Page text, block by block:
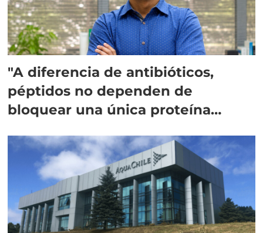
"A diferencia de antibióticos,
péptidos no dependen de
bloquear una única proteína